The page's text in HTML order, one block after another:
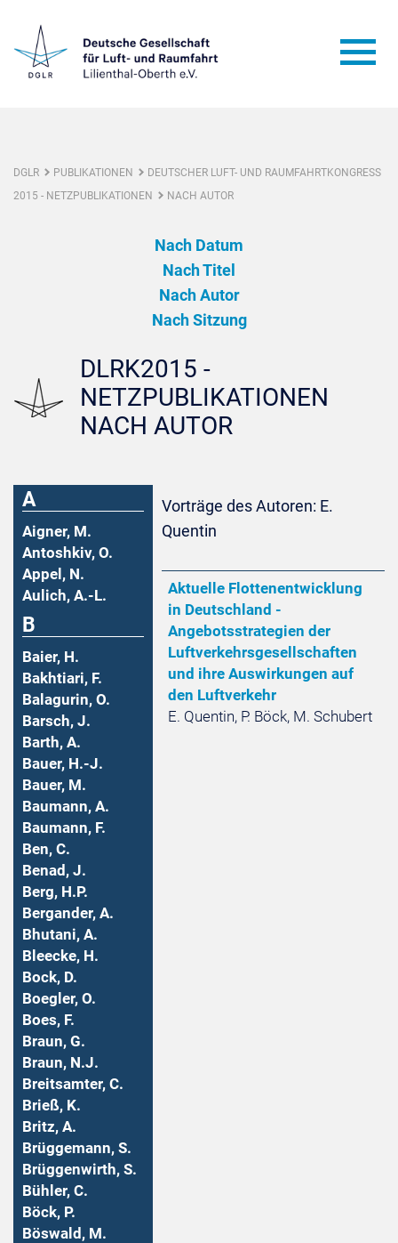
DGLR PUBLIKATIONEN
DEUTSCHER LUFT- UND RAUMFAHRTKONGRESS
2015 - NETZPUBLIKATIONEN
NACH AUTOR
Nach Datum
Nach Titel
Nach Autor
Nach Sitzung
DLRK2015 -
NETZPUBLIKATIONEN
NACH AUTOR
A
Aigner, M.
Antoshkiv, O.
Appel, N.
Aulich, A.-L.
B
Baier, H.
Bakhtiari, F.
Balagurin, O.
Barsch, J.
Barth, A.
Bauer, H.-J.
Bauer, M.
Baumann, A.
Baumann, F.
Ben, C.
Benad, J.
Berg, H.P.
Bergander, A.
Bhutani, A.
Bleecke, H.
Bock, D.
Boegler, O.
Boes, F.
Braun, G.
Braun, N.J.
Breitsamter, C.
Brieß, K.
Britz, A.
Brüggemann, S.
Brüggenwirth, S.
Bühler, C.
Böck, P.
Böswald, M.
Vorträge des Autoren: E.
Quentin
Aktuelle Flottenentwicklung
in Deutschland -
Angebotsstrategien der
Luftverkehrsgesellschaften
und ihre Auswirkungen auf
den Luftverkehr
E. Quentin, P. Böck, M. Schubert